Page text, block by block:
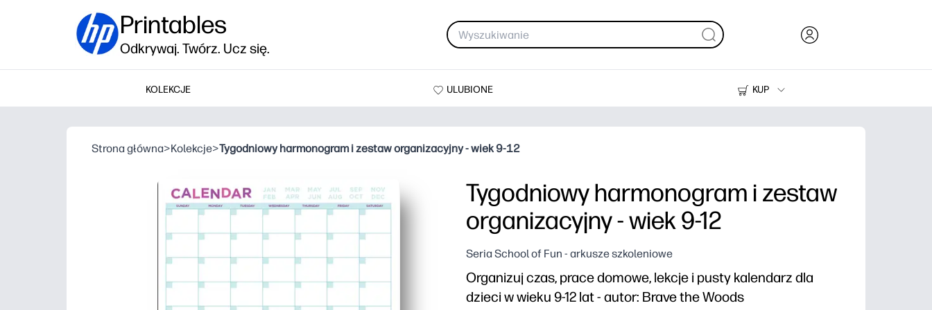
Printables
Odkrywaj. Twórz. Ucz się.
KOLEKCJE ULUBIONE
KUP
Drukarki do domu
Strona główna>Kolekcje>Tygodniowy harmonogram i zestaw organizacyjny - wiek 9-12
Tygodniowy harmonogram i zestaw
organizacyjny - wiek 9-12
Seria School of Fun - arkusze szkoleniowe
Organizuj czas, prace domowe, lekcje i pusty kalendarz dla
dzieci w wieku 9-12 lat - autor: Brave the Woods